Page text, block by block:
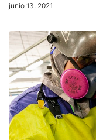
junio 13, 2021